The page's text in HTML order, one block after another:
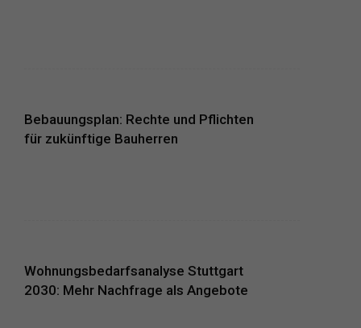
Bebauungsplan: Rechte und Pflichten
für zukünftige Bauherren
Wohnungsbedarfsanalyse Stuttgart
2030: Mehr Nachfrage als Angebote